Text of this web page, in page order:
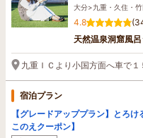
大分>九重・久住・
4.8
天然温泉洞窟風
九重ＩＣより小国方面へ車で１
宿泊プラン
【グレードアッププラン】とろ
このえクーポン】